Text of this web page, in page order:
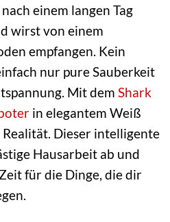
einem langen Tag
wirst von einem
empfangen. Kein
nur pure Sauberkeit
Mit dem Shark
in elegantem Weiß
Dieser intelligente
Hausarbeit ab und
für die Dinge, die dir